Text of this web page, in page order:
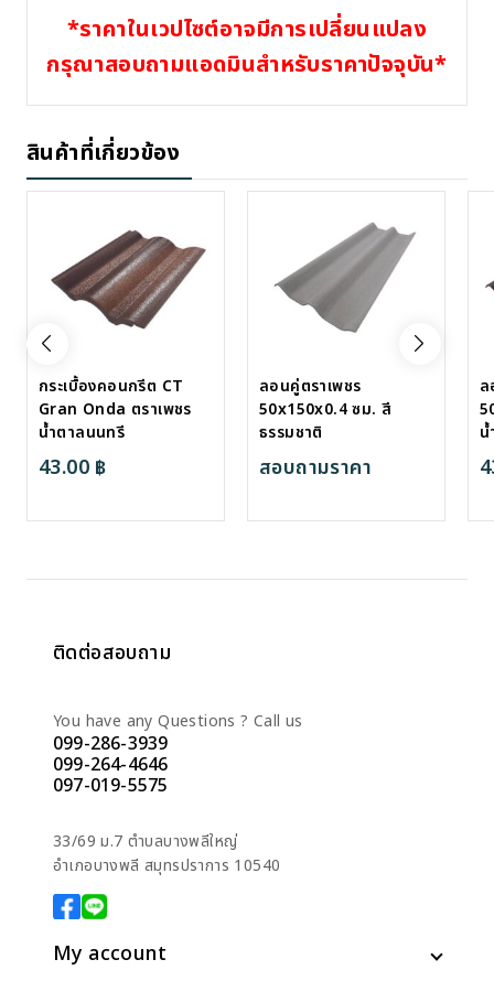
*ราคาในเวปไซต์อาจมีการเปลี่ยนแปลง
กรุณาสอบถามแอดมินสำหรับราคาปัจจุบัน*
สินค้าที่เกี่ยวข้อง
กระเบื้องคอนกรีต CT
Gran Onda ตราเพชร
น้ำตาลนนทรี
43.00 ฿
ลอนคู่ตราเพชร
50x150x0.4 ซม. สี
ธรรมชาติ
สอบถามราคา
ล
ติดต่อสอบถาม
You have any Questions ? Call us
099-286-3939
099-264-4646
097-019-5575
33/69 ม.7 ตำบลบางพลีใหญ่
อำเภอบางพลี สมุทรปราการ 10540
My account